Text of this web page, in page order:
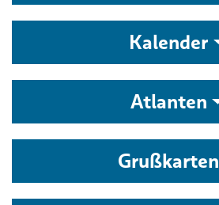
Kalender
Atlanten
Grußkarten